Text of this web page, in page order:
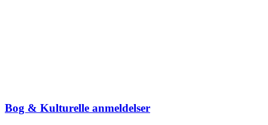
Bog & Kulturelle anmeldelser